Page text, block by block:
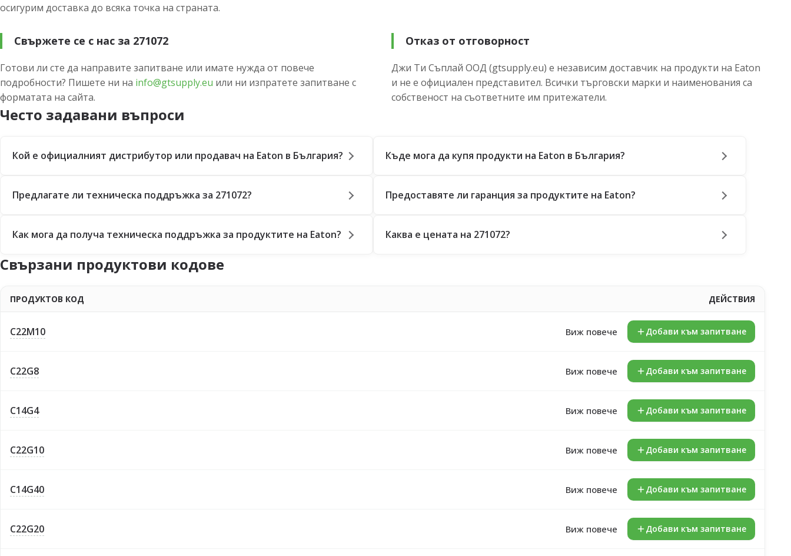
осигурим доставка до всяка точка на страната.
Свържете се с нас за 271072
Готови ли сте да направите запитване или имате нужда от повече
подробности? Пишете ни на info@gtsupply.eu или ни изпратете запитване с
форматата на сайта.
Отказ от отговорност
Джи Ти Съплай ООД (gtsupply.eu) е независим доставчик на продукти на Eaton
и не е официален представител. Всички търговски марки и наименования са
собственост на съответните им притежатели.
Често задавани въпроси
Кой е официалният дистрибутор или продавач на Eaton в България? Къде мога да купя продукти на Eaton в България?
Предлагате ли техническа поддръжка за 271072? Предоставяте ли гаранция за продуктите на Eaton?
Как мога да получа техническа поддръжка за продуктите на Eaton? Каква е цената на 271072?
Свързани продуктови кодове
ПРОДУКТОВ КОД ДЕЙСТВИЯ
C22M10 Виж повече Добави към запитване
C22G8 Виж повече Добави към запитване
C14G4 Виж повече Добави към запитване
C22G10 Виж повече Добави към запитване
C14G40 Виж повече Добави към запитване
C22G20 Виж повече Добави към запитване